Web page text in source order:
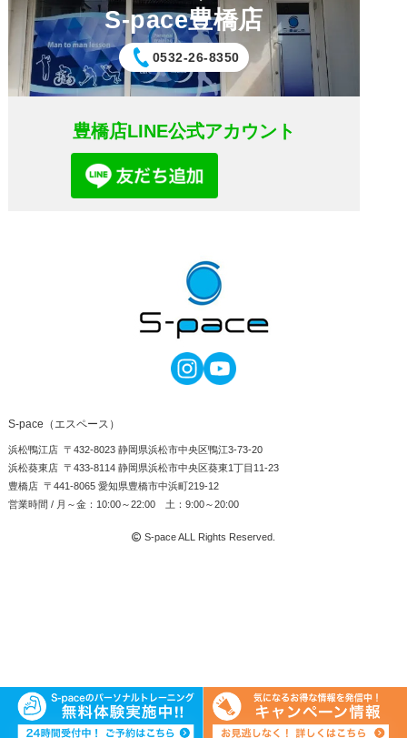
S-pace豊橋店
0532-26-8350
豊橋店LINE公式アカウント
S-pace（エスペース）
浜松鴨江店 〒432-8023 静岡県浜松市中央区鴨江3-73-20
浜松葵東店 〒433-8114 静岡県浜松市中央区葵東1丁目11-23
豊橋店 〒441-8065 愛知県豊橋市中浜町219-12
営業時間 / 月～金：10:00～22:00 土：9:00～20:00
S-pace ALL Rights Reserved.